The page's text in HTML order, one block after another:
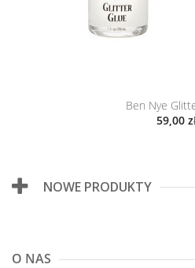
Ben Nye
59,00
NOWE PRODUKTY
O NAS